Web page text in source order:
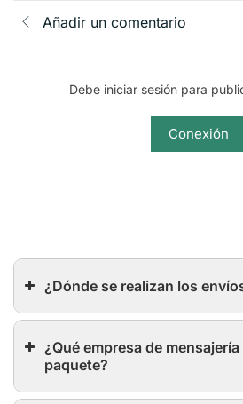
Añadir un comentario
Debe iniciar sesión para
Conexión
¿Dónde se realizan los
¿Qué empresa de
paquete?